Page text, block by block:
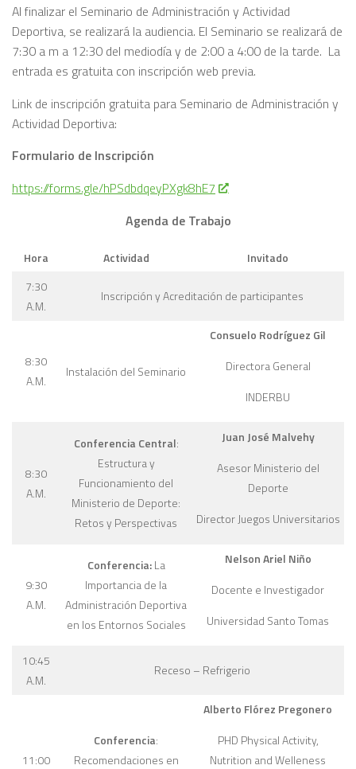
Al finalizar el Seminario de Administración y Actividad
Deportiva, se realizará la audiencia. El Seminario se realizará de
7:30 a m a 12:30 del mediodía y de 2:00 a 4:00 de la tarde. La
entrada es gratuita con inscripción web previa.
Link de inscripción gratuita para Seminario de Administración y
Actividad Deportiva:
Formulario de Inscripción
https://forms.gle/hPSdbdqeyPXgk8hE7
Agenda de Trabajo
Hora Actividad
Invitado
7:30
A.M.
Inscripción y Acreditación de participantes
8:30
A.M.
Instalación del Seminario
Consuelo Rodríguez Gil
Directora General
INDERBU
8:30
A.M.
Conferencia Central:
Estructura y
Funcionamiento del
Ministerio de Deporte:
Retos y Perspectivas
Juan José Malvehy
Asesor Ministerio del
Deporte
Director Juegos Universitarios
9:30
A.M.
Conferencia:La
Importancia de la
Administración Deportiva
en los Entornos Sociales
Nelson Ariel Niño
Docente e Investigador
Universidad Santo Tomas
10:45
A.M.
Receso – Refrigerio
11:00
Conferencia:
Recomendaciones en
Alberto Flórez Pregonero
PHD Physical Activity,
Nutrition and Welleness